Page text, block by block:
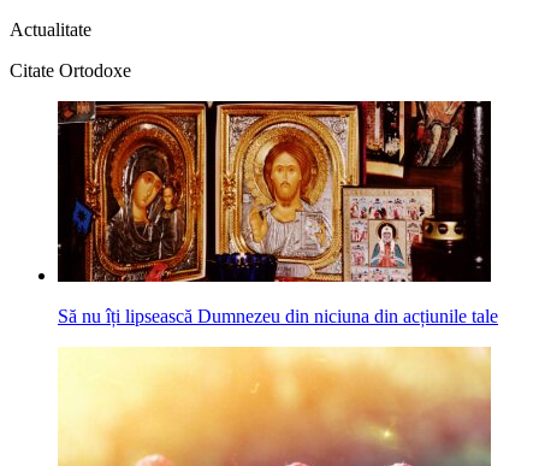
Actualitate
Citate Ortodoxe
Să nu îți lipsească Dumnezeu din niciuna din acțiunile tale